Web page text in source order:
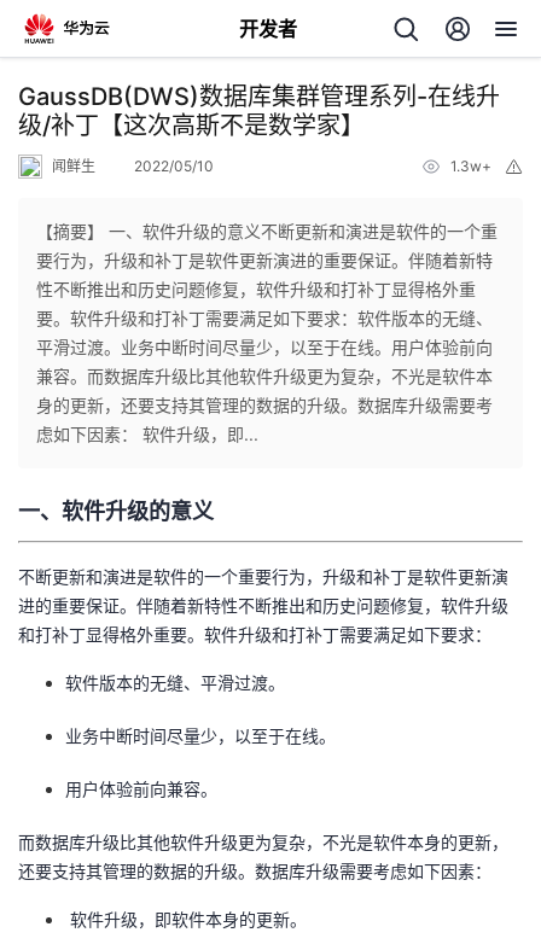
开发者
返
回
个
人
主
我
的
发
者
我
坛
圈
的
我
GaussDB(DWS)数据库集群管理系列-在线升
级/补丁【这次高斯不是数学家】
闻鲜生 2022/05/10 1.3w+
【摘要】 一、软件升级的意义不断更新和演进是软件的一个重
要行为，升级和补丁是软件更新演进的重要保证。伴随着新特
性不断推出和历史问题修复，软件升级和打补丁显得格外重
要。软件升级和打补丁需要满足如下要求：软件版本的无缝、
平滑过渡。业务中断时间尽量少，以至于在线。用户体验前向
兼容。而数据库升级比其他软件升级更为复杂，不光是软件本
身的更新，还要支持其管理的数据的升级。数据库升级需要考
虑如下因素： 软件升级，即...
一、软件升级的意义
不断更新和演进是软件的一个重要行为，升级和补丁是软件更新演
进的重要保证。伴随着新特性不断推出和历史问题修复，软件升级
和打补丁显得格外重要。软件升级和打补丁需要满足如下要求：
软件版本的无缝、平滑过渡。
业务中断时间尽量少，以至于在线。
用户体验前向兼容。
而数据库升级比其他软件升级更为复杂，不光是软件本身的更新，
还要支持其管理的数据的升级。数据库升级需要考虑如下因素：
软件升级，即软件本身的更新。